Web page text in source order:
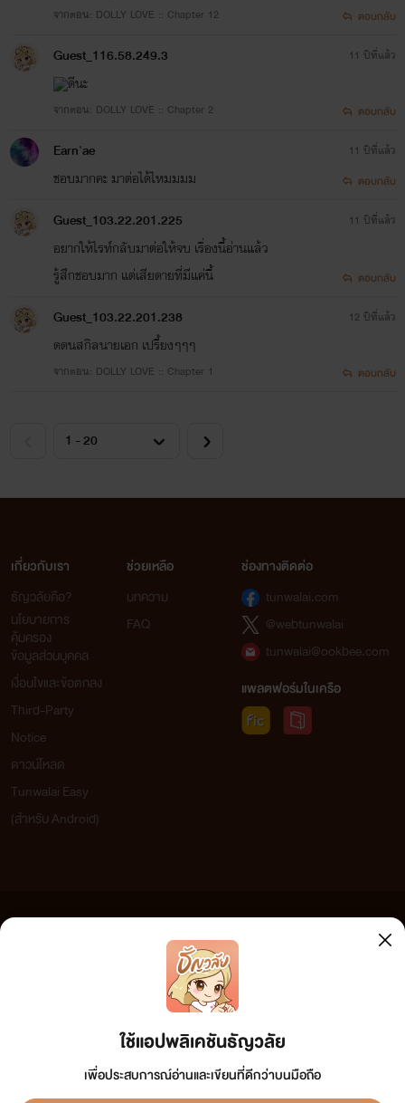
จากตอน: DOLLY LOVE :: Chapter 12 ตอบกลับ
Guest_116.58.249.3
ดีนะ
จากตอน: DOLLY LOVE :: Chapter 2
11 ปีที่แล้ว
ตอบกลับ
Earn'ae
ชอบมากคะ มาต่อได้ไหมมมม
11 ปีที่แล้ว
ตอบกลับ
Guest_103.22.201.225
อยากให้ไรท์กลับมาต่อให้จบ เรื่องนี้อ่านแล้ว
รู้สึกชอบมาก แต่เสียดายที่มีแค่นี้
11 ปีที่แล้ว
ตอบกลับ
Guest_103.22.201.238
ดดนสกิลนายเอก เปรี้ยงๆๆๆ
จากตอน: DOLLY LOVE :: Chapter 1
12 ปีที่แล้ว
ตอบกลับ
ใช้แอปพลิเคชันธัญวลัย
เพื่อประสบการณ์อ่านและเขียนที่ดีกว่าบนมือถือ
เกี่ยวกับเรา
ธัญวลัยคือ?
นโยบายการ
คุ้มครอง
ข้อมูลส่วนบุคคล
เงื่อนไขและข้อตกลง
Third-Party
Notice
ดาวน์โหลด
Tunwalai Easy
(สำหรับ Android)
ช่วยเหลือ
บทความ
FAQ
ช่องทางติดต่อ
tunwalai.com
@webtunwalai
tunwalai@ookbee.com
แพลตฟอร์มในเครือ
เว็บไซต์แห่งนี้ไม่ได้เห็นด้วยและไม่ขอรับผิดชอบต่อข้อความใดๆ ทั้งสิ้น ดังนั้นผู้อ่านทุกท่านโปรดใช้
วิจารณญาณในการกลั่นกรองด้วยตนเอง และหากท่านพบข้อความใดๆ ที่ขัดต่อกฎหมายและศีลธรรม
กรุณาแจ้งมาที่ tunwalai@ookbee.com เพื่อทีมงานจะได้ดำเนินการในทันที ทั้งนี้ ทางเว็บไซต์ขอสงวน
ลิขสิทธิ์ตามพระราชบัญญัติลิขสิทธิ์ (ฉบับเพิ่มเติม) พ.ศ.2558